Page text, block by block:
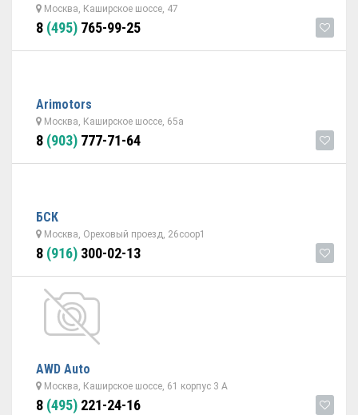
Москва, Каширское шоссе, 47
8 (495) 765-99-25
Arimotors
Москва, Каширское шоссе, 65а
8 (903) 777-71-64
БСК
Москва, Ореховый проезд, 26соор1
8 (916) 300-02-13
AWD Auto
Москва, Каширское шоссе, 61 корпус 3 А
8 (495) 221-24-16